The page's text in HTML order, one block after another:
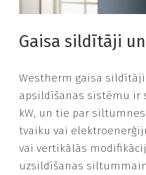
Gaisa sildītāji
Westherm gaisa
apsildīšanas sistēmu ir
kW, un tie par
tvaiku vai
vai vertikālās
uzsildīšanas